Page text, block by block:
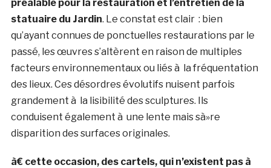
préalable pour la restauration et l’entretien de la
statuaire du Jardin. Le constat est clair : bien
qu’ayant connues de ponctuelles restaurations par le
passé, les œuvres s’altèrent en raison de multiples
facteurs environnementaux ou liés à la fréquentation
des lieux. Ces désordres évolutifs nuisent parfois
grandement à la lisibilité des sculptures. Ils
conduisent également à une lente mais sà»re
disparition des surfaces originales.
à€ cette occasion, des cartels, qui n’existent pas à